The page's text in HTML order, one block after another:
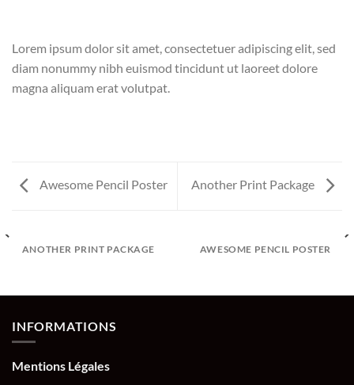
Lorem ipsum dolor sit amet, consectetuer adipiscing elit, sed
diam nonummy nibh euismod tincidunt ut laoreet dolore
magna aliquam erat volutpat.
Awesome Pencil Poster Another Print Package
ANOTHER PRINT PACKAGE AWESOME PENCIL POSTER
INFORMATIONS
Mentions Légales